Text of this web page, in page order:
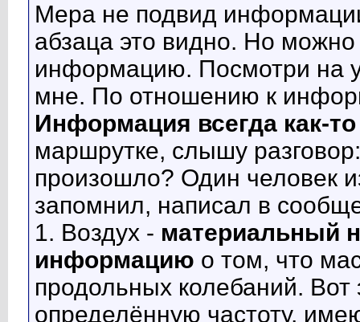
Мера не подвид
абзаца это видно. Но можно
информацию. Посмотри на
мне. По отношению к
Информация всегда как-
маршрутке, слышу
произошло? Один человек
запомнил, написал в
1. Воздух - материальный
информацию о том, что
продольных колебаний.
определённую частоту,